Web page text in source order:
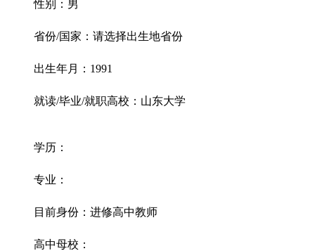
性别：男
省份/国家：请选择出生地省份
出生年月：1991
就读/毕业/就职高校：山东大学
学历：
专业：
目前身份：进修高中教师
高中母校：